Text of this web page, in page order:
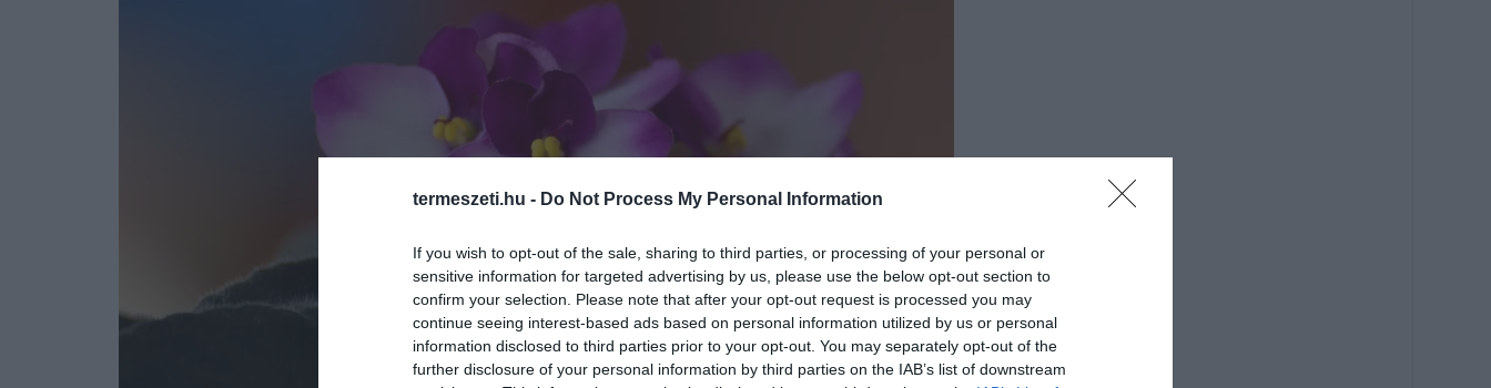
termeszeti.hu - Do Not Process My Personal Information
If you wish to opt-out of the sale, sharing to third parties, or processing of your personal or
sensitive information for targeted advertising by us, please use the below opt-out section to
confirm your selection. Please note that after your opt-out request is processed you may
continue seeing interest-based ads based on personal information utilized by us or personal
information disclosed to third parties prior to your opt-out. You may separately opt-out of the
further disclosure of your personal information by third parties on the IAB’s list of downstream